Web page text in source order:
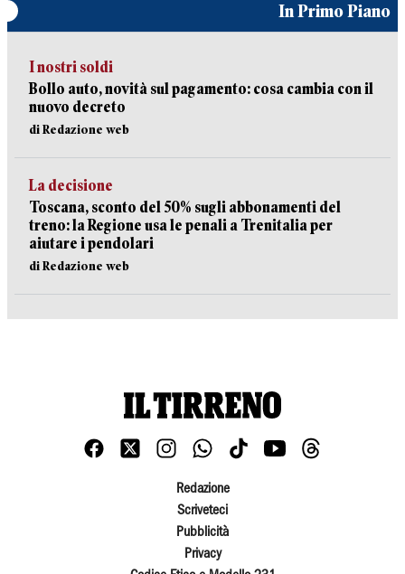
In Primo Piano
I nostri soldi
Bollo auto, novità sul pagamento: cosa cambia con il
nuovo decreto
di Redazione web
La decisione
Toscana, sconto del 50% sugli abbonamenti del
treno: la Regione usa le penali a Trenitalia per
aiutare i pendolari
di Redazione web
Redazione
Scriveteci
Pubblicità
Privacy